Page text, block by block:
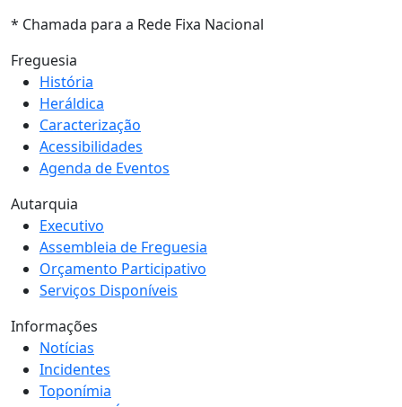
* Chamada para a Rede Fixa Nacional
Freguesia
História
Heráldica
Caracterização
Acessibilidades
Agenda de Eventos
Autarquia
Executivo
Assembleia de Freguesia
Orçamento Participativo
Serviços Disponíveis
Informações
Notícias
Incidentes
Toponímia